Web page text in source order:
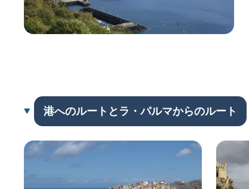
港へのルートとラ・パルマからのルート